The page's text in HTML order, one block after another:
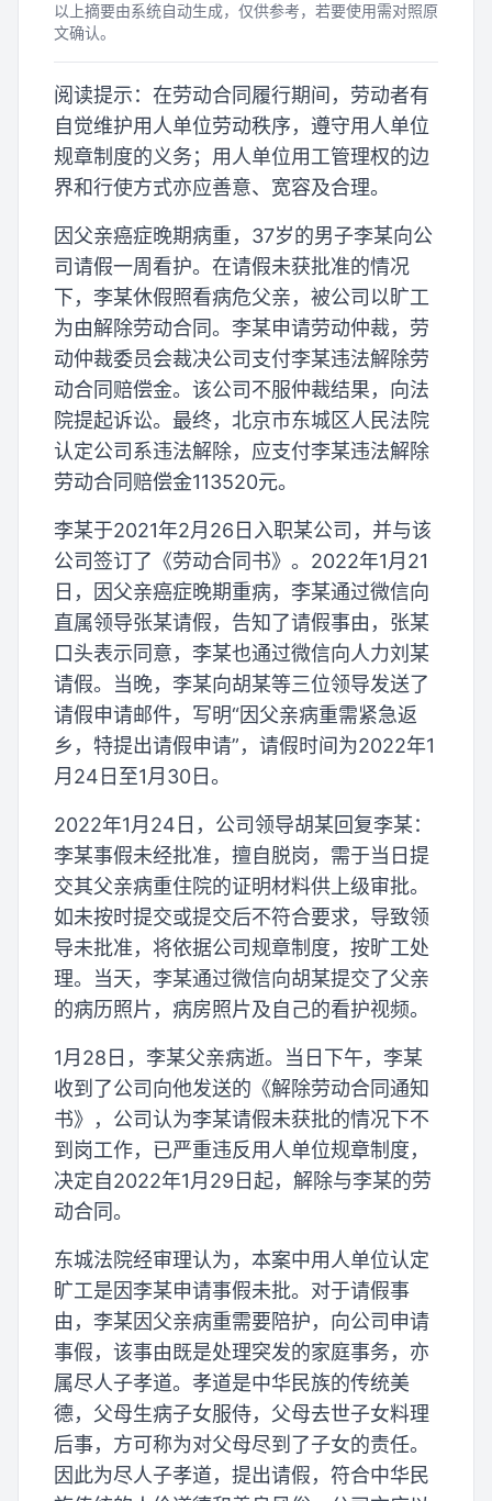
以上摘要由系统自动生成，仅供参考，若要使用需对照原
文确认。
阅读提示：在劳动合同履行期间，劳动者有
自觉维护用人单位劳动秩序，遵守用人单位
规章制度的义务；用人单位用工管理权的边
界和行使方式亦应善意、宽容及合理。
因父亲癌症晚期病重，37岁的男子李某向公
司请假一周看护。在请假未获批准的情况
下，李某休假照看病危父亲，被公司以旷工
为由解除劳动合同。李某申请劳动仲裁，劳
动仲裁委员会裁决公司支付李某违法解除劳
动合同赔偿金。该公司不服仲裁结果，向法
院提起诉讼。最终，北京市东城区人民法院
认定公司系违法解除，应支付李某违法解除
劳动合同赔偿金113520元。
李某于2021年2月26日入职某公司，并与该
公司签订了《劳动合同书》。2022年1月21
日，因父亲癌症晚期重病，李某通过微信向
直属领导张某请假，告知了请假事由，张某
口头表示同意，李某也通过微信向人力刘某
请假。当晚，李某向胡某等三位领导发送了
请假申请邮件，写明“因父亲病重需紧急返
乡，特提出请假申请”，请假时间为2022年1
月24日至1月30日。
2022年1月24日，公司领导胡某回复李某：
李某事假未经批准，擅自脱岗，需于当日提
交其父亲病重住院的证明材料供上级审批。
如未按时提交或提交后不符合要求，导致领
导未批准，将依据公司规章制度，按旷工处
理。当天，李某通过微信向胡某提交了父亲
的病历照片，病房照片及自己的看护视频。
1月28日，李某父亲病逝。当日下午，李某
收到了公司向他发送的《解除劳动合同通知
书》，公司认为李某请假未获批的情况下不
到岗工作，已严重违反用人单位规章制度，
决定自2022年1月29日起，解除与李某的劳
动合同。
东城法院经审理认为，本案中用人单位认定
旷工是因李某申请事假未批。对于请假事
由，李某因父亲病重需要陪护，向公司申请
事假，该事由既是处理突发的家庭事务，亦
属尽人子孝道。孝道是中华民族的传统美
德，父母生病子女服侍，父母去世子女料理
后事，方可称为对父母尽到了子女的责任。
因此为尽人子孝道，提出请假，符合中华民